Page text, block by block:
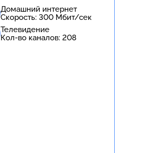
Домашний интернет
Скорость: 300 Мбит/сек
Телевидение
Кол-во каналов: 208